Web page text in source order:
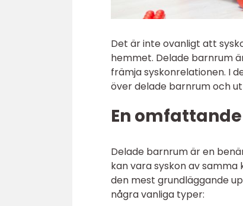
Det är inte ovanligt att
hemmet. Delade barnrum
främja syskonrelationen. I
över delade barnrum och
En
Delade barnrum är en
kan vara syskon av
den mest grundläggande
några vanliga typer: